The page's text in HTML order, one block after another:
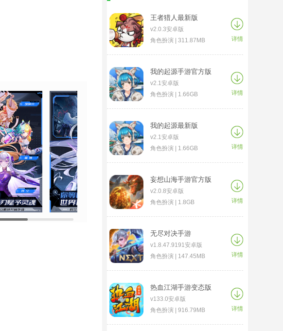
王者猎人最新版
v2.0.3安卓版
角色扮演 | 311.87MB
详情
我的起源手游官方版
v2.1安卓版
角色扮演 | 1.66GB
详情
我的起源最新版
v2.1安卓版
角色扮演 | 1.66GB
详情
妄想山海手游官方版
v2.0.8安卓版
角色扮演 | 1.8GB
详情
无尽对决手游
v1.8.47.9191安卓版
角色扮演 | 147.45MB
详情
热血江湖手游变态版
v133.0安卓版
角色扮演 | 916.79MB
详情